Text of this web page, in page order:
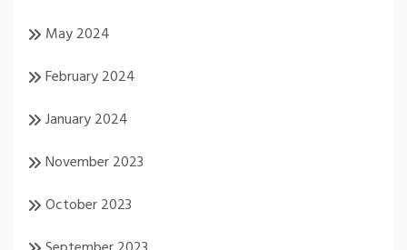
May 2024
February 2024
January 2024
November 2023
October 2023